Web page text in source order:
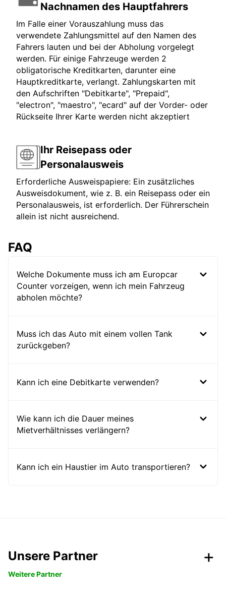
Nachnamen des Hauptfahrers
Im Falle einer Vorauszahlung muss das
verwendete Zahlungsmittel auf den Namen des
Fahrers lauten und bei der Abholung vorgelegt
werden. Für einige Fahrzeuge werden 2
obligatorische Kreditkarten, darunter eine
Hauptkreditkarte, verlangt. Zahlungskarten mit
den Aufschriften "Debitkarte", "Prepaid",
"electron", "maestro", "ecard" auf der Vorder- oder
Rückseite Ihrer Karte werden nicht akzeptiert
Ihr Reisepass oder
Personalausweis
Erforderliche Ausweispapiere: Ein zusätzliches
Ausweisdokument, wie z. B. ein Reisepass oder ein
Personalausweis, ist erforderlich. Der Führerschein
allein ist nicht ausreichend.
FAQ
Welche Dokumente muss ich am Europcar
Counter vorzeigen, wenn ich mein Fahrzeug
abholen möchte?
Muss ich das Auto mit einem vollen Tank
zurückgeben?
Kann ich eine Debitkarte verwenden?
Wie kann ich die Dauer meines
Mietverhältnisses verlängern?
Kann ich ein Haustier im Auto transportieren?
Unsere Partner
Weitere Partner